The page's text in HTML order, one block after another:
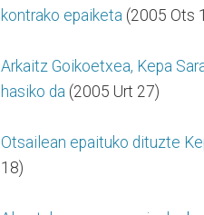
kontrako epaiketa (2005 Ots
Arkaitz Goikoetxea, Kepa
hasiko da (2005 Urt 27)
Otsailean epaituko dituzte
18)